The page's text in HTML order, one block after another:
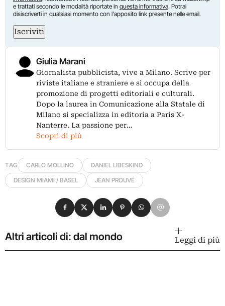
e trattati secondo le modalità riportate in questa informativa. Potrai
disiscriverti in qualsiasi momento con l'apposito link presente nelle email.
Iscriviti
Giulia Marani
Giornalista pubblicista, vive a Milano. Scrive per
riviste italiane e straniere e si occupa della
promozione di progetti editoriali e culturali.
Dopo la laurea in Comunicazione alla Statale di
Milano si specializza in editoria a Paris X-
Nanterre. La passione per…
Scopri di più
TAG CARLO MOLLINO
DANIEL LIBESKIND
DESIGN MIAMI / BASEL
JEAN PROUVÉ
Condividi su Facebook
Condividi su X
Condividi su LinkedIn
Condividi su Pinterest
Condividi su WhatsApp
Condividi su Email
Altri articoli di: dal mondo Leggi di più